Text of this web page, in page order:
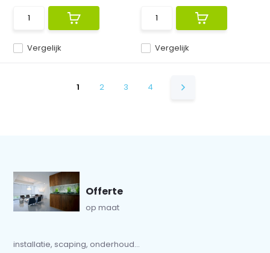
Vergelijk Vergelijk
1 2 3 4
Offerte
op maat
installatie, scaping, onderhoud...